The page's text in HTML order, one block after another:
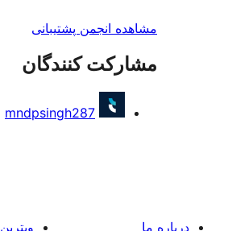
مشاهده انجمن پشتیبانی
مشارکت کنندگان
mndpsingh287
درباره ما ویترین